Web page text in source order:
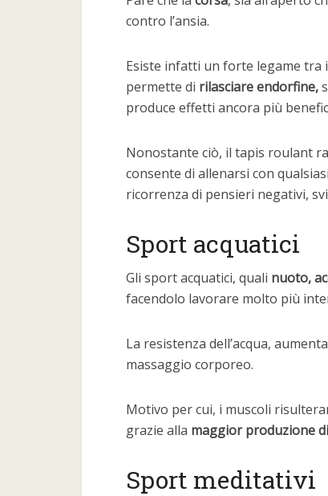
contro l’ansia.
Esiste infatti un forte legame tra
permette di rilasciare endorfine,
produce effetti ancora più
Nonostante ciò, il tapis roulant
consente di allenarsi con
ricorrenza di pensieri negativi,
Sport acquatici
Gli sport acquatici, quali nuoto,
facendolo lavorare molto più
La resistenza dell’acqua,
massaggio corporeo.
Motivo per cui, i muscoli
grazie alla maggior produzione
Sport meditativi